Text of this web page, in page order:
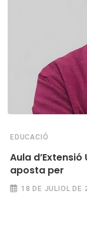
EDUCACIÓ
Aula
aposta per
18 DE JULIOL DE